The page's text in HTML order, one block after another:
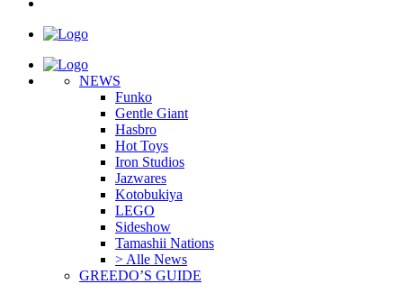
NEWS
Funko
Gentle Giant
Hasbro
Hot Toys
Iron Studios
Jazwares
Kotobukiya
LEGO
Sideshow
Tamashii Nations
> Alle News
GREEDO’S GUIDE